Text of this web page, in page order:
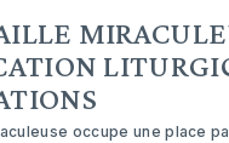
occupe une place